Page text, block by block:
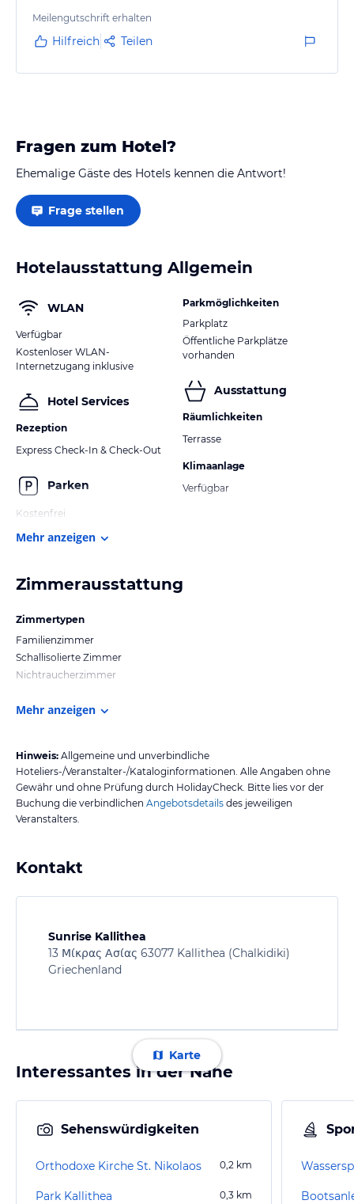
Bonus!
hilfsbereit. Man sieht, dass er sich um seine Gäste
bleiben. Ich würde es jedem empfehlen, der eine
ruhige und einfache Wohnung am Meer sucht.
Meilengutschrift erhalten
Hilfreich Teilen
Fragen zum Hotel?
Ehemalige Gäste des Hotels kennen die Antwort!
Frage stellen
Hotelausstattung Allgemein
WLAN
Verfügbar
Kostenloser WLAN-
Internetzugang inklusive
Hotel Services
Rezeption
Express Check-In & Check-Out
Parken
Kostenfrei
Parkmöglichkeiten
Parkplatz
Öffentliche Parkplätze
vorhanden
Ausstattung
Räumlichkeiten
Terrasse
Klimaanlage
Verfügbar
Mehr anzeigen
Zimmerausstattung
Zimmertypen
Familienzimmer
Schallisolierte Zimmer
Nichtraucherzimmer
Mehr anzeigen
Hinweis: Allgemeine und unverbindliche
Hoteliers-/Veranstalter-/Kataloginformationen. Alle Angaben ohne
Gewähr und ohne Prüfung durch HolidayCheck. Bitte lies vor der
Buchung die verbindlichen Angebotsdetails des jeweiligen
Veranstalters.
Kontakt
Sunrise Kallithea
13 Μίκρας Ασίας 63077 Kallithea (Chalkidiki)
Griechenland
Karte
Interessantes in der Nähe
Sehenswürdigkeiten
Orthodoxe Kirche St. Nikolaos 0,2 km
Park Kallithea 0,3 km